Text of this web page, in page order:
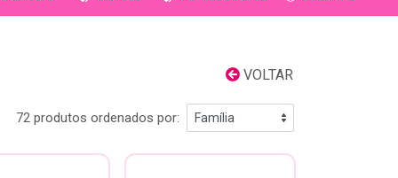
VOLTAR
72 produtos ordenados por: